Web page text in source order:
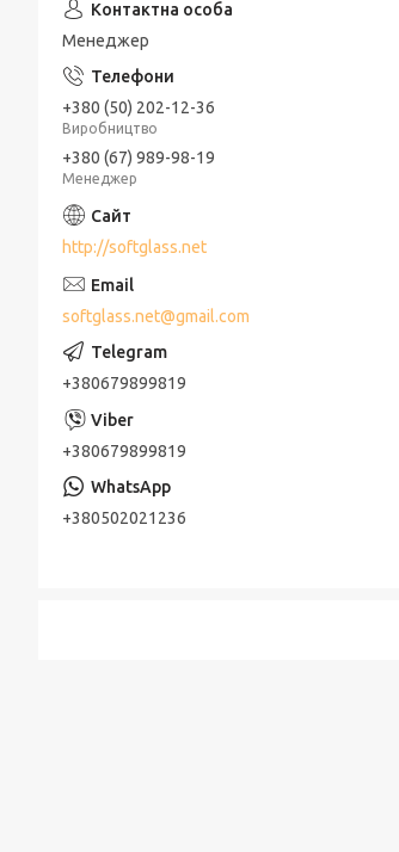
Менеджер
+380 (50) 202-12-36
Виробництво
+380 (67) 989-98-19
Менеджер
http://softglass.net
softglass.net@gmail.com
+380679899819
+380679899819
+380502021236